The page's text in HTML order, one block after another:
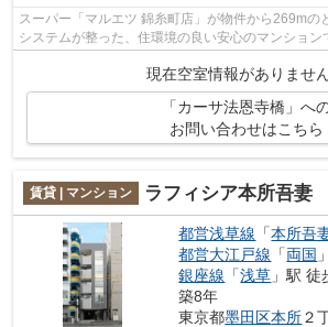
スーパー「マルエツ 錦糸町店」が物件から269mの
システムが整った、住環境の良い安心のマンション
現在空室情報がありません
「カーサ法恩寺橋」へ
お問い合わせはこちら
賃貸 | マンション ラフィシア本所吾妻
都営浅草線 「本所吾
都営大江戸線 「両国
銀座線 「浅草 」駅 徒
築8年
東京都墨田区本所２